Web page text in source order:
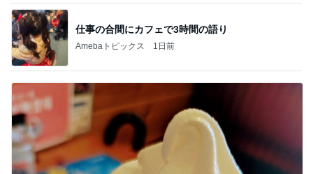
仕事の合間にカフェで3時間の語り
Amebaトピックス 1日前